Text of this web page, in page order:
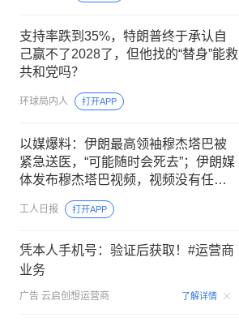
支持率跌到35%，特朗普终于承认自
己赢不了2028了，但他找的“替身”能救
共和党吗？
环球局内人 打开APP
以媒爆料：伊朗最高领袖穆杰塔巴被
紧急送医，“可能随时会死去”；伊朗媒
体发布穆杰塔巴视频，视频没有任何
说明，也没有具体时间和内容
工人日报 打开APP
凭本人手机号：验证后获取！#运营商
业务
广告 云启创想运营商 了解详情